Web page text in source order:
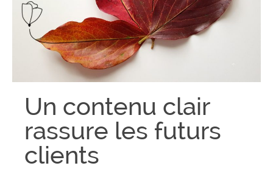
Un contenu clair
rassure les futurs
clients